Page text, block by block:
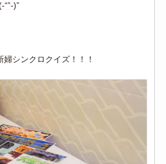
)”
シンクロクイズ！！！